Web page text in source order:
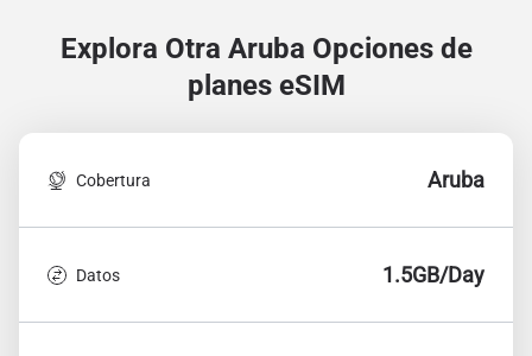
Explora Otra Aruba Opciones de
planes eSIM
Cobertura Aruba
Datos 1.5GB/Day